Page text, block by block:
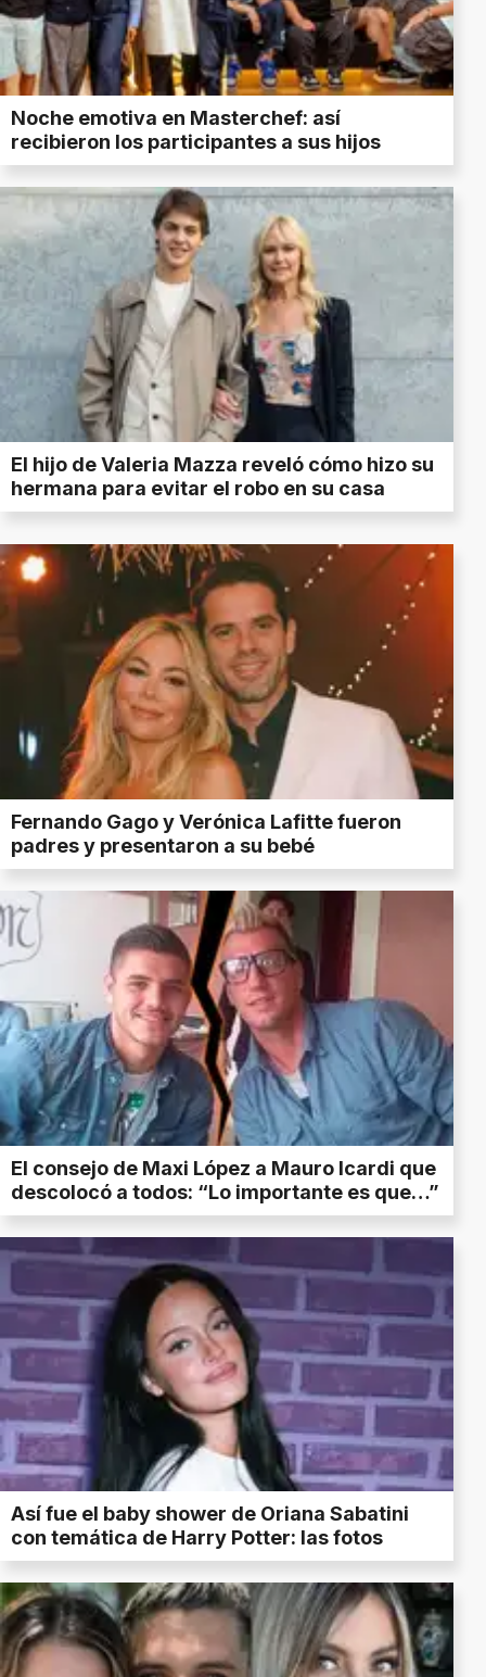
Noche emotiva en Masterchef: así
recibieron los participantes a sus hijos
El hijo de Valeria Mazza reveló cómo hizo su
hermana para evitar el robo en su casa
Fernando Gago y Verónica Lafitte fueron
padres y presentaron a su bebé
El consejo de Maxi López a Mauro Icardi que
descolocó a todos: “Lo importante es que…”
Así fue el baby shower de Oriana Sabatini
con temática de Harry Potter: las fotos